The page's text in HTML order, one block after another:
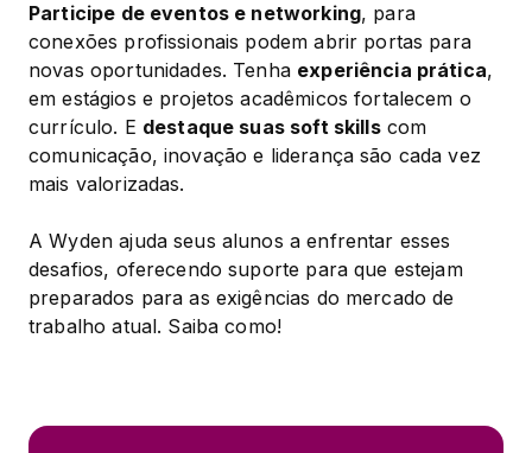
Participe de eventos e networking, para
conexões profissionais podem abrir portas para
novas oportunidades. Tenha experiência prática,
em estágios e projetos acadêmicos fortalecem o
currículo. E destaque suas soft skills com
comunicação, inovação e liderança são cada vez
mais valorizadas.
A Wyden ajuda seus alunos a enfrentar esses
desafios, oferecendo suporte para que estejam
preparados para as exigências do mercado de
trabalho atual. Saiba como!